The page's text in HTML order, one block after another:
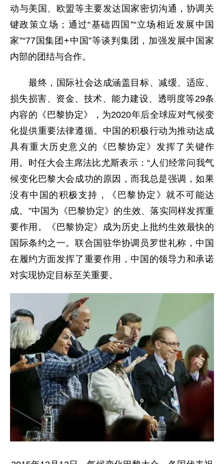
动与美国、欧盟等主要发达国家密切沟通，协调关
键政策立场；通过“基础四国”“立场相近发展中国
家”“77国集团+中国”等谈判集团，加强发展中国家
内部的团结与合作。
最终，国际社会达成涵盖目标、减缓、适应、
损失损害、资金、技术、能力建设、透明度等29条
内容的《巴黎协定》，为2020年后全球应对气候变
化提供重要法律遵循。中国的积极行动为推动达成
具有重大历史意义的《巴黎协定》发挥了关键作
用。时任大会主席法比尤斯表示：“人们经常问我气
候变化巴黎大会成功的原因，而我总是强调，如果
没有中国的积极支持，《巴黎协定》就不可能达
成。”中国为《巴黎协定》的生效、落实同样发挥重
要作用。《巴黎协定》成为历史上批约生效最快的
国际条约之一。联合国驻华协调员罗世礼称，中国
在履约方面发挥了重要作用，中国的领导力和承诺
对实现协定目标至关重要。